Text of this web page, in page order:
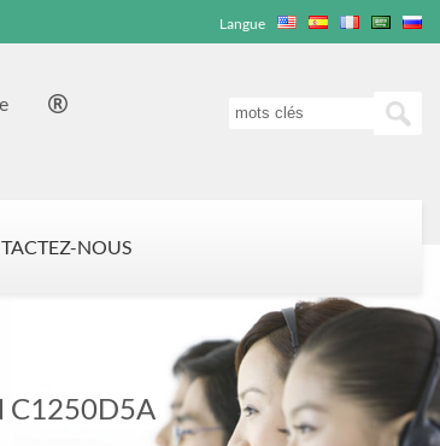
Langue

NOUS
C1250D5A